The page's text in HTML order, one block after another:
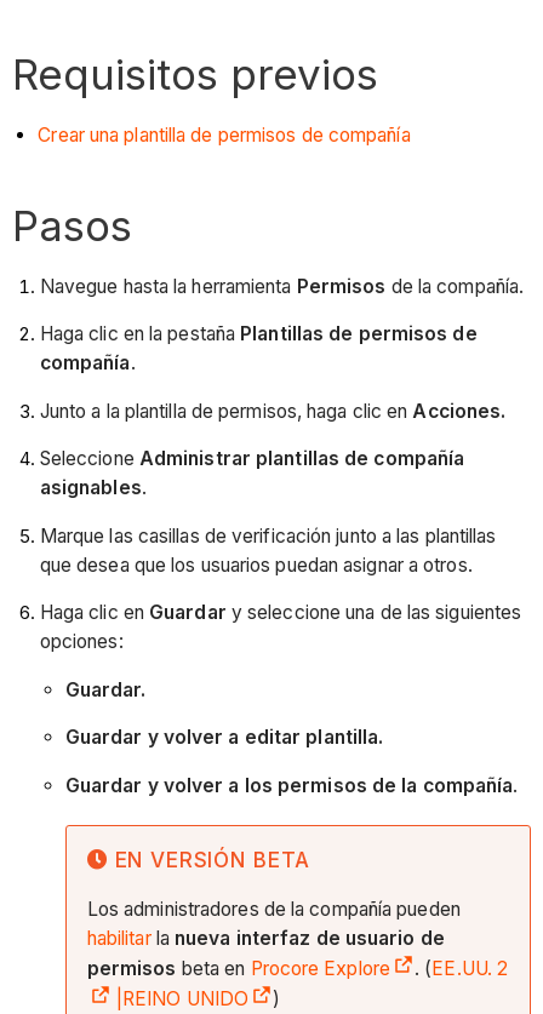
Requisitos previos
Crear una plantilla de permisos de compañía
Pasos
Navegue hasta la herramienta Permisos de la compañía.
Haga clic en la pestaña Plantillas de permisos de
compañía.
Junto a la plantilla de permisos, haga clic enAcciones.
Seleccione Administrar plantillas de compañía
asignables.
Marque las casillas de verificación junto a las plantillas
que desea que los usuarios puedan asignar a otros.
Haga clic en Guardar y seleccione una de las siguientes
opciones:
Guardar.
Guardar y volver a editar plantilla.
Guardar y volver a los permisos de la compañía.
EN VERSIÓN BETA
Los administradores de la compañía pueden
habilitarla nueva interfaz de usuario de
permisos beta en Procore Explore . ( EE.UU. 2
|REINO UNIDO
)